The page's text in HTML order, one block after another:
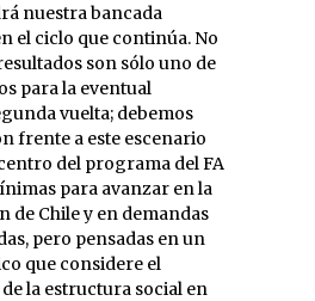
nuestra bancada
el ciclo que continúa. No
son sólo uno de
para la eventual
vuelta; debemos
frente a este escenario
del programa del FA
para avanzar en la
de Chile y en demandas
pero pensadas en un
que considere el
la estructura social en